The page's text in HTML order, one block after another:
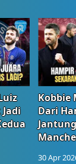
Kobbie
Dari
30 Apr